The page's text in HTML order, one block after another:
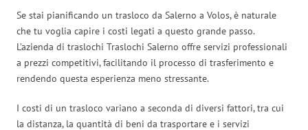
Se stai pianificando un trasloco da Salerno a Volos, è naturale
che tu voglia capire i costi legati a questo grande passo.
L’azienda di traslochi Traslochi Salerno offre servizi professionali
a prezzi competitivi, facilitando il processo di trasferimento e
rendendo questa esperienza meno stressante.
I costi di un trasloco variano a seconda di diversi fattori, tra cui
la distanza, la quantità di beni da trasportare e i servizi